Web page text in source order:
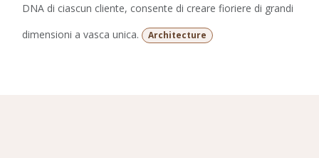
DNA di ciascun cliente, consente di creare fioriere di grandi
dimensioni a vasca unica.
Architecture